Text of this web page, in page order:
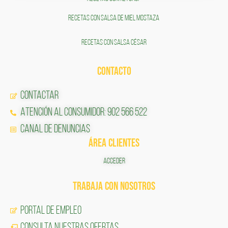
RECETAS CON SALSA DE MIEL MOSTAZA
RECETAS CON SALSA CÉSAR
CONTACTO
Contactar
Atención al Consumidor: 902 566 522
Canal de Denuncias
ÁREA CLIENTES
ACCEDER
TRABAJA CON NOSOTROS
Portal de Empleo